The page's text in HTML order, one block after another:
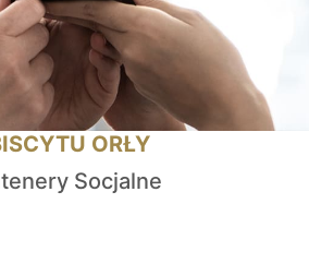
ORŁY
Socjalne